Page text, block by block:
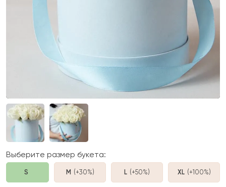
Выберите размер букета:
S M (+30%) L (+50%) XL (+100%)